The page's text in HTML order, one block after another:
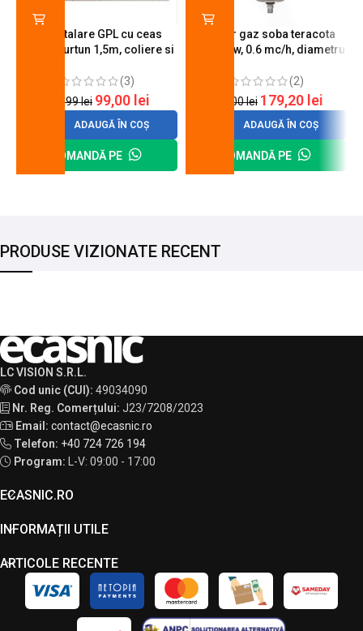
Kit instalare GPL cu ceas
butelie, furtun 1,5m, coliere si
(3)
120,99lei 99,00 lei
ADAUGĂ ÎN COȘ
COMANDĂ PE
Arzator gaz soba teracota
A600, 6 kw, 0.6 mc/h, diametru
(2)
200,00lei 179,20 lei
ADAUGĂ ÎN COȘ
COMANDĂ PE
PRODUSE VIZIONATE RECENT
LC VISION S.R.L.
Cod unic (CUI): 49034090
Nr. Reg. Comerțului: J23/7208/2023
Email: contact@ecasnic.ro
Telefon: +40 724 726 194
Program:
L-V: 09:00 - 17:00
ECASNIC.RO
INFORMAȚII UTILE
ARTICOLE RECENTE